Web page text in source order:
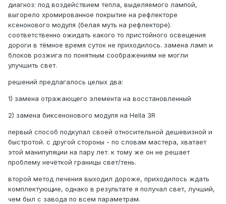
диагноз: под воздействием тепла, выделяемого лампой,
выгорело хромированное покрытие на рефлекторе
ксенонового модуля (белая муть на рефлекторе).
соответственно ожидать какого то пристойного освещения
дороги в тёмное время суток не приходилось. замена ламп и
блоков розжига по понятным соображениям не могли
улучшить свет.
решений предлагалось целых два:
1) замена отражающего элемента на восстановленный
2) замена биксенонового модуля на Hella 3R
первый способ подкупал своей относительной дешевизной и
быстротой. с другой стороны - по словам мастера, хватает
этой манипуляции на пару лет. к тому же он не решает
проблему нечёткой границы свет/тень.
второй метод лечения выходил дороже, приходилось ждать
комплектующие, однако в результате я получал свет, лучший,
чем был с завода по всем параметрам.